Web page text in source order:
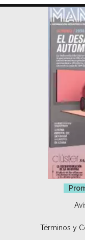
Términos y